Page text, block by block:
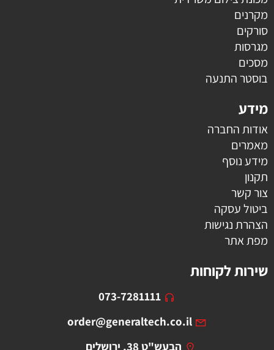
מקרנים
סורקים
מגרסות
מסכים
בוסטר התנעה
מידע
אודות החברה
מאמרים
מידע נוסף
תקנון
צור קשר
ביטול עסקה
הצהרת נגישות
מפת אתר
שירות לקוחות
073-7281111
order@generaltech.co.il
הבעש"ט 38, ירושלים